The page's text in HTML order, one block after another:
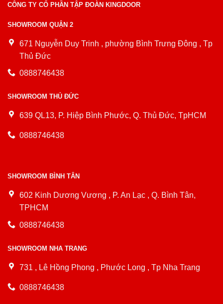
CÔNG TY CỔ PHẦN TẬP ĐOÀN KINGDOOR
SHOWROOM QUẬN 2
671 Nguyễn Duy Trinh , phường Bình Trưng Đông , Tp
Thủ Đức
0888746438
SHOWROOM THỦ ĐỨC
639 QL13, P. Hiệp Bình Phước, Q. Thủ Đức, TpHCM
0888746438
SHOWROOM BÌNH TÂN
602 Kinh Dương Vương , P. An Lạc , Q. Bình Tân,
TPHCM
0888746438
SHOWROOM NHA TRANG
731 , Lê Hồng Phong , Phước Long , Tp Nha Trang
0888746438